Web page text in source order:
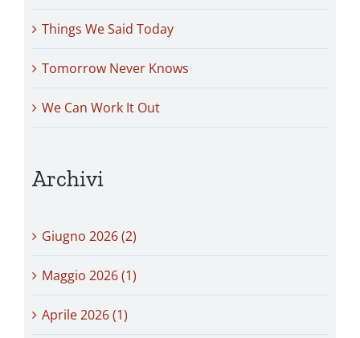
Things We Said Today
Tomorrow Never Knows
We Can Work It Out
Archivi
Giugno 2026 (2)
Maggio 2026 (1)
Aprile 2026 (1)